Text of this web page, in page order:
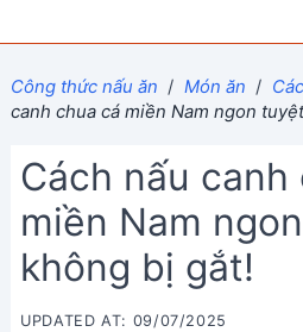
Công thức nấu ăn / Món ăn /
canh chua cá miền Nam ngon
Cách nấu canh
miền Nam
không bị gắt!
UPDATED AT: 09/07/2025